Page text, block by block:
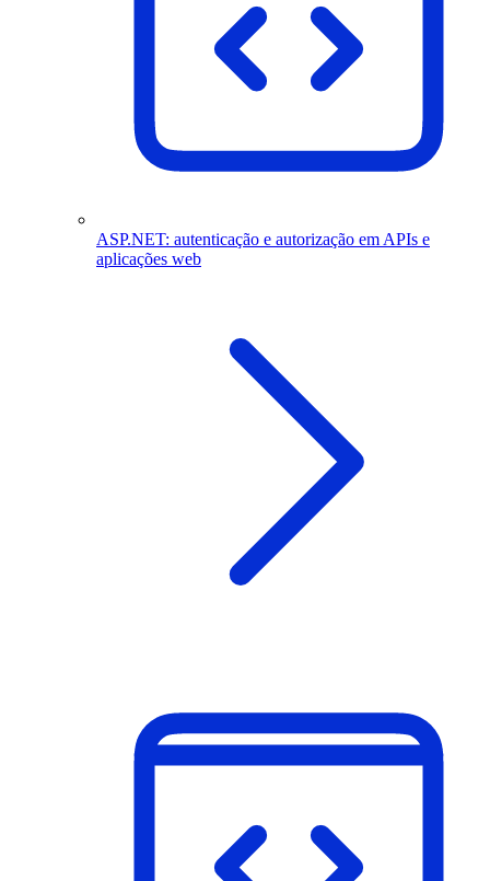
ASP.NET: autenticação e autorização em APIs e
aplicações web